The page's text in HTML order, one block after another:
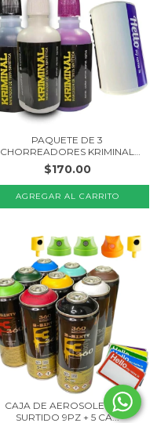
PAQUETE DE 3
CHORREADORES KRIMINAL
DRIP...
$170.00
CAJA DE AEROSOLES 360
SURTIDO 9PZ + 5 CA...